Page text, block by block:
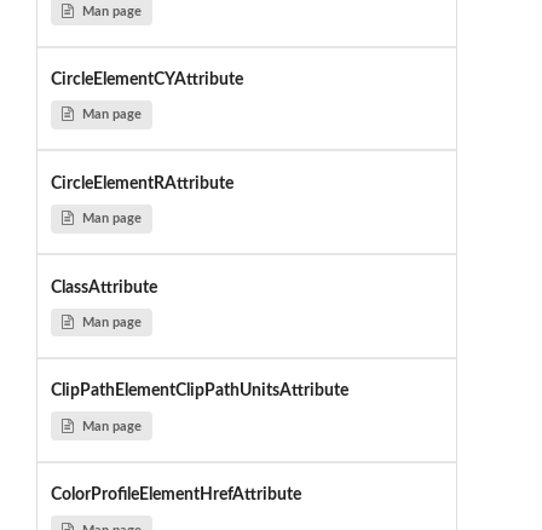
Man page
CircleElementCYAttribute
Man page
CircleElementRAttribute
Man page
ClassAttribute
Man page
ClipPathElementClipPathUnitsAttribute
Man page
ColorProfileElementHrefAttribute